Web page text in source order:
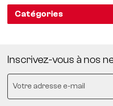
précis, sécurité complète.
Catégories
Inscrivez-vous à nos